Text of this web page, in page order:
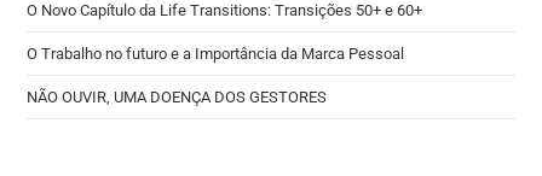
O Novo Capítulo da Life Transitions: Transições 50+ e 60+
O Trabalho no futuro e a Importância da Marca Pessoal
NÃO OUVIR, UMA DOENÇA DOS GESTORES